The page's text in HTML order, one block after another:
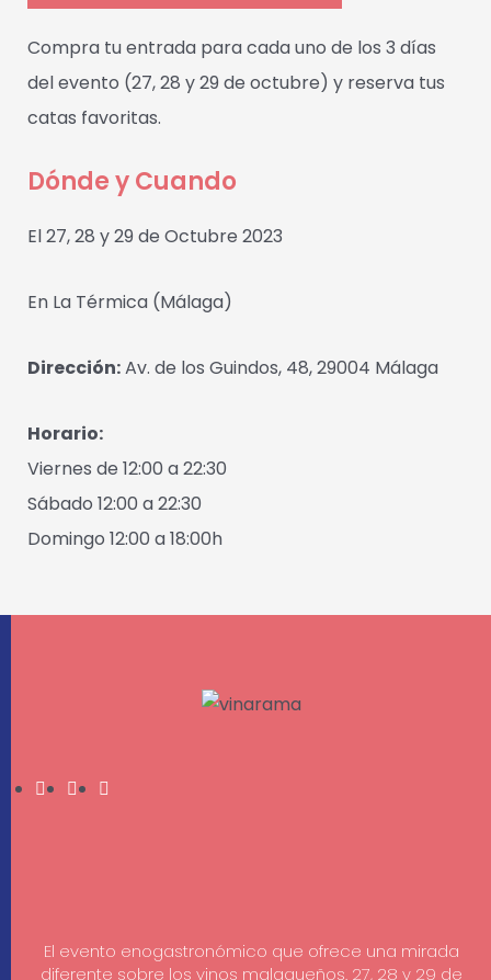
Compra tu entrada para cada uno de los 3 días
del evento (27, 28 y 29 de octubre) y reserva tus
catas favoritas.
Dónde y Cuando
El 27, 28 y 29 de Octubre 2023
En La Térmica (Málaga)
Dirección:Av. de los Guindos, 48, 29004 Málaga
Horario:
Viernes de 12:00 a 22:30
Sábado 12:00 a 22:30
Domingo 12:00 a 18:00h
El evento enogastronómico que ofrece una mirada
diferente sobre los vinos malagueños. 27, 28 y 29 de